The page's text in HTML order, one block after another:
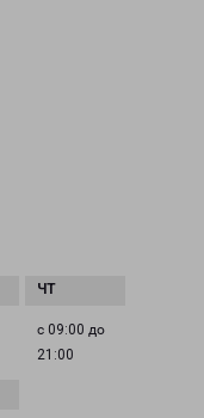
с 09:00 до
21:00